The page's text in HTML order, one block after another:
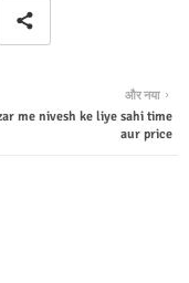
और नया
me nivesh ke liye sahi time
aur price